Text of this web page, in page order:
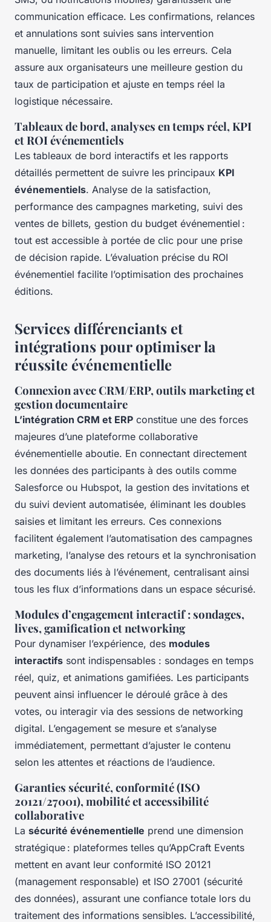
communication efficace. Les confirmations, relances
et annulations sont suivies sans intervention
manuelle, limitant les oublis ou les erreurs. Cela
assure aux organisateurs une meilleure gestion du
taux de participation et ajuste en temps réel la
logistique nécessaire.
Tableaux de bord, analyses en temps réel, KPI
et ROI événementiels
Les tableaux de bord interactifs et les rapports
détaillés permettent de suivre les principaux KPI
événementiels. Analyse de la satisfaction,
performance des campagnes marketing, suivi des
ventes de billets, gestion du budget événementiel :
tout est accessible à portée de clic pour une prise
de décision rapide. L’évaluation précise du ROI
événementiel facilite l’optimisation des prochaines
éditions.
Services différenciants et
intégrations pour optimiser la
réussite événementielle
Connexion avec CRM/ERP, outils marketing et
gestion documentaire
L’intégration CRM et ERP constitue une des forces
majeures d’une plateforme collaborative
événementielle aboutie. En connectant directement
les données des participants à des outils comme
Salesforce ou Hubspot, la gestion des invitations et
du suivi devient automatisée, éliminant les doubles
saisies et limitant les erreurs. Ces connexions
facilitent également l’automatisation des campagnes
marketing, l’analyse des retours et la synchronisation
des documents liés à l’événement, centralisant ainsi
tous les flux d’informations dans un espace sécurisé.
Modules d’engagement interactif : sondages,
lives, gamification et networking
Pour dynamiser l’expérience, des modules
interactifs sont indispensables : sondages en temps
réel, quiz, et animations gamifiées. Les participants
peuvent ainsi influencer le déroulé grâce à des
votes, ou interagir via des sessions de networking
digital. L’engagement se mesure et s’analyse
immédiatement, permettant d’ajuster le contenu
selon les attentes et réactions de l’audience.
Garanties sécurité, conformité (ISO
20121/27001), mobilité et accessibilité
collaborative
La sécurité événementielle prend une dimension
stratégique : plateformes telles qu’AppCraft Events
mettent en avant leur conformité ISO 20121
(management responsable) et ISO 27001 (sécurité
des données), assurant une confiance totale lors du
traitement des informations sensibles. L’accessibilité,